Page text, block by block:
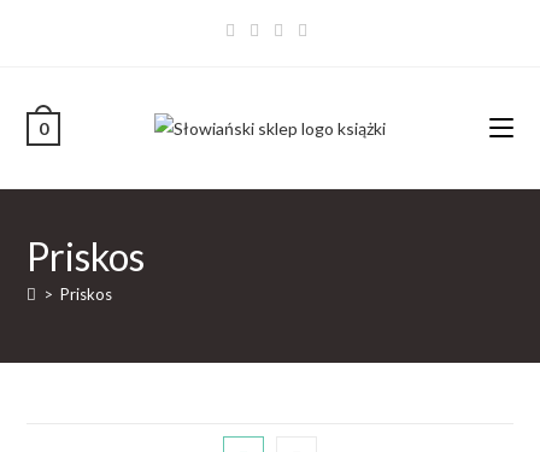
0
Priskos
> Priskos